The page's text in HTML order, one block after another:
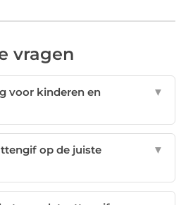
vragen
voor kinderen en
▼
op de juiste
▼